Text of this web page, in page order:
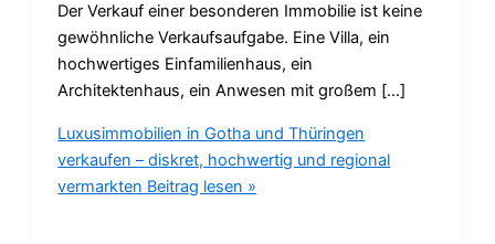
Der Verkauf einer besonderen Immobilie ist keine
gewöhnliche Verkaufsaufgabe. Eine Villa, ein
hochwertiges Einfamilienhaus, ein
Architektenhaus, ein Anwesen mit großem […]
Luxusimmobilien in Gotha und Thüringen
verkaufen – diskret, hochwertig und regional
vermarkten Beitrag lesen »